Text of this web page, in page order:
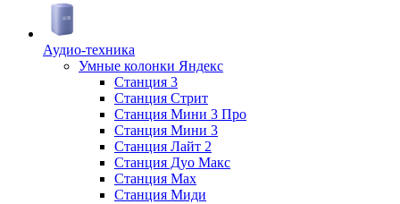
Аудио-техника
Умные колонки Яндекс
Станция 3
Станция Стрит
Станция Мини 3 Про
Станция Мини 3
Станция Лайт 2
Станция Дуо Макс
Станция Max
Станция Миди